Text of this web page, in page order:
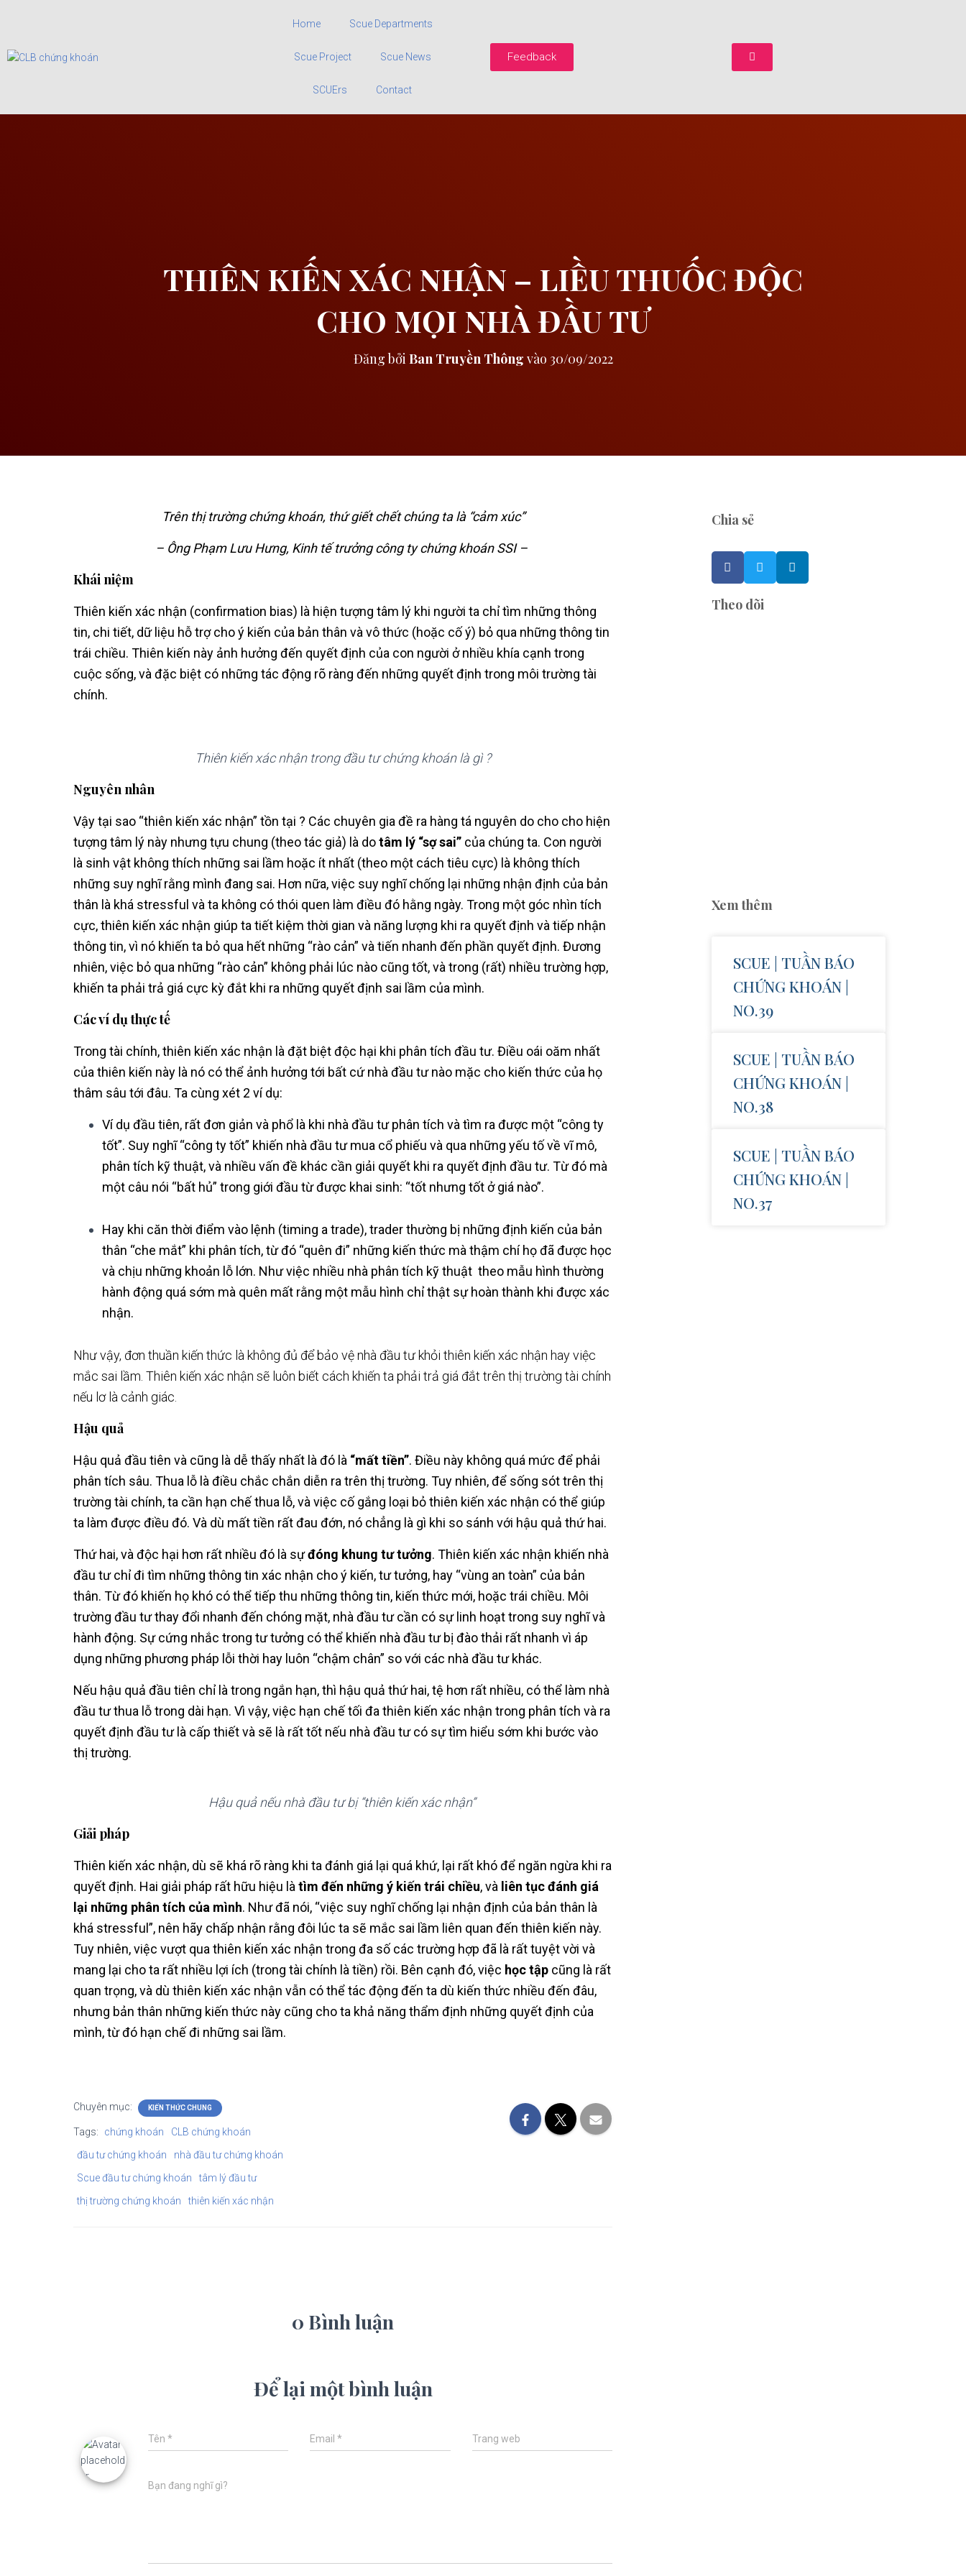
Home Scue Departments
Scue Project Scue News
SCUErs Contact
Feedback
THIÊN KIẾN XÁC NHẬN – LIỀU THUỐC ĐỘC
CHO MỌI NHÀ ĐẦU TƯ
Đăng bởi Ban Truyền Thông vào 30/09/2022
Trên thị trường chứng khoán, thứ giết chết chúng ta là “cảm xúc”
– Ông Phạm Lưu Hưng, Kinh tế trưởng công ty chứng khoán SSI –
Khái niệm
Thiên kiến xác nhận (confirmation bias) là hiện tượng tâm lý khi người ta chỉ tìm những thông
tin, chi tiết, dữ liệu hỗ trợ cho ý kiến của bản thân và vô thức (hoặc cố ý) bỏ qua những thông tin
trái chiều. Thiên kiến này ảnh hưởng đến quyết định của con người ở nhiều khía cạnh trong
cuộc sống, và đặc biệt có những tác động rõ ràng đến những quyết định trong môi trường tài
chính.
Thiên kiến xác nhận trong đầu tư chứng khoán là gì ?
Nguyên nhân
Vậy tại sao “thiên kiến xác nhận” tồn tại ? Các chuyên gia đề ra hàng tá nguyên do cho cho hiện
tượng tâm lý này nhưng tựu chung (theo tác giả) là dotâm lý “sợ sai” của chúng ta. Con người
là sinh vật không thích những sai lầm hoặc ít nhất (theo một cách tiêu cực) là không thích
những suy nghĩ rằng mình đang sai. Hơn nữa, việc suy nghĩ chống lại những nhận định của bản
thân là khá stressful và ta không có thói quen làm điều đó hằng ngày. Trong một góc nhìn tích
cực, thiên kiến xác nhận giúp ta tiết kiệm thời gian và năng lượng khi ra quyết định và tiếp nhận
thông tin, vì nó khiến ta bỏ qua hết những “rào cản” và tiến nhanh đến phần quyết định. Đương
nhiên, việc bỏ qua những “rào cản” không phải lúc nào cũng tốt, và trong (rất) nhiều trường hợp,
khiến ta phải trả giá cực kỳ đắt khi ra những quyết định sai lầm của mình.
Các ví dụ thực tế
Trong tài chính, thiên kiến xác nhận là đặt biệt độc hại khi phân tích đầu tư. Điều oái oăm nhất
của thiên kiến này là nó có thể ảnh hưởng tới bất cứ nhà đầu tư nào mặc cho kiến thức của họ
thâm sâu tới đâu. Ta cùng xét 2 ví dụ:
Ví dụ đầu tiên, rất đơn giản và phổ là khi nhà đầu tư phân tích và tìm ra được một “công ty
tốt”. Suy nghĩ “công ty tốt” khiến nhà đầu tư mua cổ phiếu và qua những yếu tố về vĩ mô,
phân tích kỹ thuật, và nhiều vấn đề khác cần giải quyết khi ra quyết định đầu tư. Từ đó mà
một câu nói “bất hủ” trong giới đầu từ được khai sinh: “tốt nhưng tốt ở giá nào”.
Hay khi căn thời điểm vào lệnh (timing a trade), trader thường bị những định kiến của bản
thân “che mắt” khi phân tích, từ đó “quên đi” những kiến thức mà thậm chí họ đã được học
và chịu những khoản lỗ lớn. Như việc nhiều nhà phân tích kỹ thuật theo mẫu hình thường
hành động quá sớm mà quên mất rằng một mẫu hình chỉ thật sự hoàn thành khi được xác
nhận.
Như vậy, đơn thuần kiến thức là không đủ để bảo vệ nhà đầu tư khỏi thiên kiến xác nhận hay việc
mắc sai lầm. Thiên kiến xác nhận sẽ luôn biết cách khiến ta phải trả giá đắt trên thị trường tài chính
nếu lơ là cảnh giác.
Hậu quả
Hậu quả đầu tiên và cũng là dễ thấy nhất là đó là “mất tiền”. Điều này không quá mức để phải
phân tích sâu. Thua lỗ là điều chắc chắn diễn ra trên thị trường. Tuy nhiên, để sống sót trên thị
trường tài chính, ta cần hạn chế thua lỗ, và việc cố gắng loại bỏ thiên kiến xác nhận có thể giúp
ta làm được điều đó. Và dù mất tiền rất đau đớn, nó chẳng là gì khi so sánh với hậu quả thứ hai.
Thứ hai, và độc hại hơn rất nhiều đó là sựđóng khung tư tưởng. Thiên kiến xác nhận khiến nhà
đầu tư chỉ đi tìm những thông tin xác nhận cho ý kiến, tư tưởng, hay “vùng an toàn” của bản
thân. Từ đó khiến họ khó có thể tiếp thu những thông tin, kiến thức mới, hoặc trái chiều. Môi
trường đầu tư thay đổi nhanh đến chóng mặt, nhà đầu tư cần có sự linh hoạt trong suy nghĩ và
hành động. Sự cứng nhắc trong tư tưởng có thể khiến nhà đầu tư bị đào thải rất nhanh vì áp
dụng những phương pháp lỗi thời hay luôn “chậm chân” so với các nhà đầu tư khác.
Nếu hậu quả đầu tiên chỉ là trong ngắn hạn, thì hậu quả thứ hai, tệ hơn rất nhiều, có thể làm nhà
đầu tư thua lỗ trong dài hạn. Vì vậy, việc hạn chế tối đa thiên kiến xác nhận trong phân tích và ra
quyết định đầu tư là cấp thiết và sẽ là rất tốt nếu nhà đầu tư có sự tìm hiểu sớm khi bước vào
thị trường.
Hậu quả nếu nhà đầu tư bị “thiên kiến xác nhận”
Giải pháp
Thiên kiến xác nhận, dù sẽ khá rõ ràng khi ta đánh giá lại quá khứ, lại rất khó để ngăn ngừa khi ra
quyết định. Hai giải pháp rất hữu hiệu là tìm đến những ý kiến trái chiều, và liên tục đánh giá
lại những phân tích của mình. Như đã nói, “việc suy nghĩ chống lại nhận định của bản thân là
khá stressful”, nên hãy chấp nhận rằng đôi lúc ta sẽ mắc sai lầm liên quan đến thiên kiến này.
Tuy nhiên, việc vượt qua thiên kiến xác nhận trong đa số các trường hợp đã là rất tuyệt vời và
mang lại cho ta rất nhiều lợi ích (trong tài chính là tiền) rồi. Bên cạnh đó, việc học tập cũng là rất
quan trọng, và dù thiên kiến xác nhận vẫn có thể tác động đến ta dù kiến thức nhiều đến đâu,
nhưng bản thân những kiến thức này cũng cho ta khả năng thẩm định những quyết định của
mình, từ đó hạn chế đi những sai lầm.
Chuyên mục: KIẾN THỨC CHUNG
Tags: chứng khoán
CLB chứng khoán
đầu tư chứng khoán
nhà đầu tư chứng khoán
Scue đầu tư chứng khoán
tâm lý đầu tư
thị trường chứng khoán
thiên kiến xác nhận
0 Bình luận
Để lại một bình luận
Tên * Email* Trang web
Bạn đang nghĩ gì?
Chia sẻ
Theo dõi
Xem thêm
SCUE | TUẦN BÁO
CHỨNG KHOÁN |
NO.39
SCUE | TUẦN BÁO
CHỨNG KHOÁN |
NO.38
SCUE | TUẦN BÁO
CHỨNG KHOÁN |
NO.37